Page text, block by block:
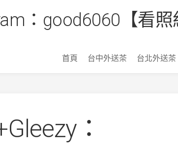
：good6060【看照
首頁 台中外送茶 台北外送茶
：